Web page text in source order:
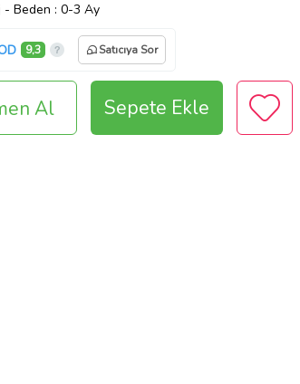
- Beden : 0-3 Ay
9,3 Satıcıya Sor
Al Sepete Ekle